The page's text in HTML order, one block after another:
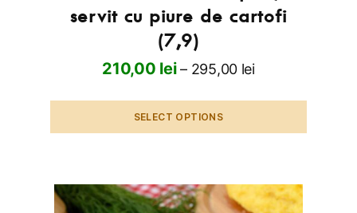
servit cu piure de cartofi
(7,9)
210,00 lei– 295,00 lei
SELECT OPTIONS